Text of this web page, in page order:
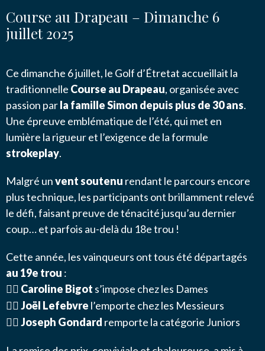
Course au Drapeau – Dimanche 6
juillet 2025
Ce dimanche 6 juillet, le Golf d’Étretat accueillait la
traditionnelle Course au Drapeau, organisée avec
passion parla famille Simon depuis plus de 30 ans.
Une épreuve emblématique de l’été, qui met en
lumière la rigueur et l’exigence de la formule
strokeplay.
Malgré unvent soutenu rendant le parcours encore
plus technique, les participants ont brillamment relevé
le défi, faisant preuve de ténacité jusqu’au dernier
coup… et parfois au-delà du 18e trou !
Cette année, les vainqueurs ont tous été départagés
au 19e trou :
🏌️‍♀️ Caroline Bigot s’impose chez les Dames
🏌️‍♂️ Joël Lefebvre l’emporte chez les Messieurs
🏌️‍♂️ Joseph Gondard remporte la catégorie Juniors
NOUS CONTACTER
Message*
J’autorise l'association ASS SPORTIVE GOLF
ETRETAT à enregistrer mes données.
ENVOYER MA DEMANDE